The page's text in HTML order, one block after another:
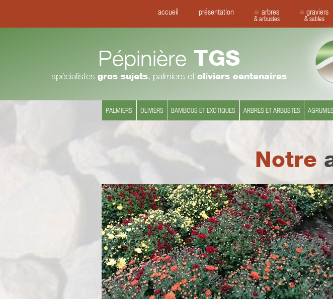
accueil présentation arbres
& arbustes
graviers
& sables
Pépinière TGS
spécialistes gros sujets, palmiers et oliviers centenaires
PALMIERS OLIVIERS BAMBOUS ET EXOTIQUES ARBRES ET ARBUSTES
Notre